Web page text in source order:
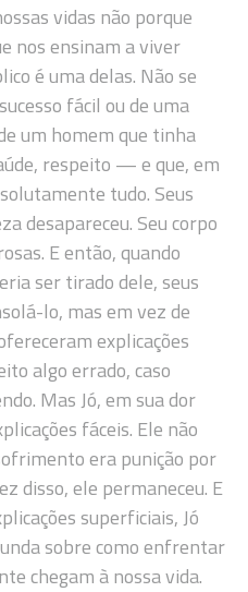
vidas não porque
nos ensinam a viver
é uma delas. Não se
fácil ou de uma
um homem que tinha
respeito — e que, em
tudo. Seus
desapareceu. Seu corpo
E então, quando
ser tirado dele, seus
lo, mas em vez de
explicações
algo errado, caso
Mas Jó, em sua dor
fáceis. Ele não
era punição por
disso, ele permaneceu. E
superficiais, Jó
sobre como enfrentar
chegam à nossa vida.